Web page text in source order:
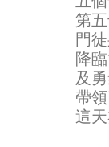
第
門
降
及
帶
這